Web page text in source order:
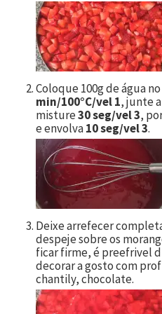
Coloque 100g de água
min/100°C/vel 1, junte
misture30 seg/vel 3,
e envolva10 seg/vel 3.
Deixe arrefecer
despeje sobre os
ficar firme, é preefrivel
decorar a gosto com
chantily, chocolate.